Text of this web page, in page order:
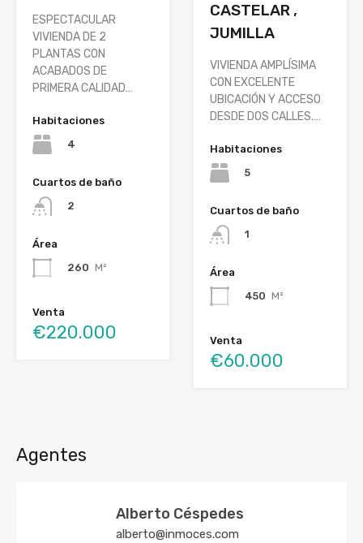
ESPECTACULAR
VIVIENDA DE 2
PLANTAS CON
ACABADOS DE
PRIMERA CALIDAD…
Habitaciones
4
Cuartos de baño
2
Área
260 M²
Venta
€220.000
CASTELAR ,
JUMILLA
VIVIENDA AMPLÍSIMA
CON EXCELENTE
UBICACIÓN Y ACCESO
DESDE DOS CALLES.…
Habitaciones
5
Cuartos de baño
1
Área
450 M²
Venta
€60.000
Agentes
Alberto Céspedes
alberto@inmoces.com